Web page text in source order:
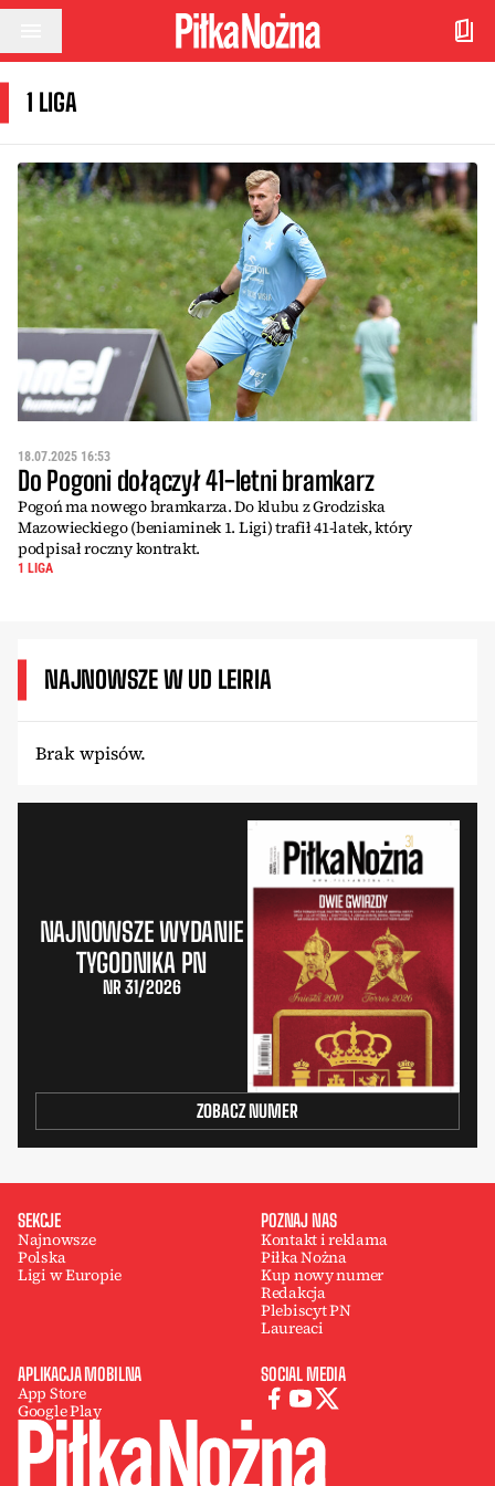
Przejdź do treści
1 LIGA
18.07.2025 16:53
Do Pogoni dołączył 41-letni bramkarz
Pogoń ma nowego bramkarza. Do klubu z Grodziska
Mazowieckiego (beniaminek 1. Ligi) trafił 41-latek, który
podpisał roczny kontrakt.
1 LIGA
NAJNOWSZE W UD LEIRIA
Brak wpisów.
NAJNOWSZE WYDANIE
TYGODNIKA PN
NR 31/2026
ZOBACZ NUMER
SEKCJE
Najnowsze
Polska
Ligi w Europie
POZNAJ NAS
Kontakt i reklama
Piłka Nożna
Kup nowy numer
Redakcja
Plebiscyt PN
Laureaci
APLIKACJA MOBILNA
App Store
Google Play
SOCIAL MEDIA